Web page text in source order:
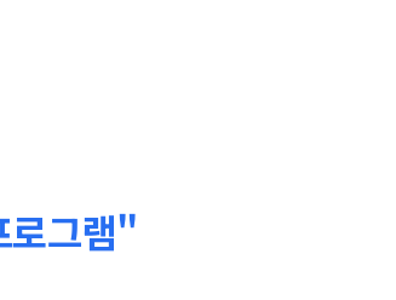
로그램"